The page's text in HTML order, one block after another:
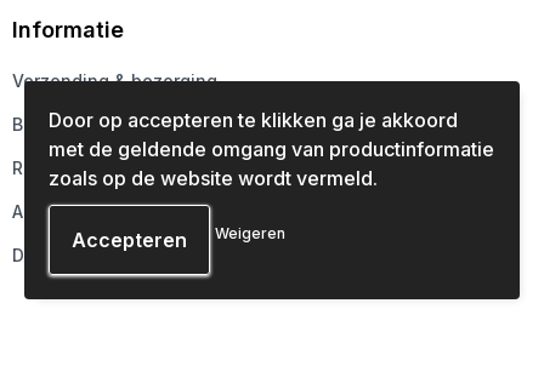
Informatie
Verzending & bezorging
Betaalmethoden
Retourneren
Aanleveren
Druktechnieken
Door op accepteren te klikken ga je akkoord
met de geldende omgang van productinformatie
zoals op de website wordt vermeld.
Weigeren